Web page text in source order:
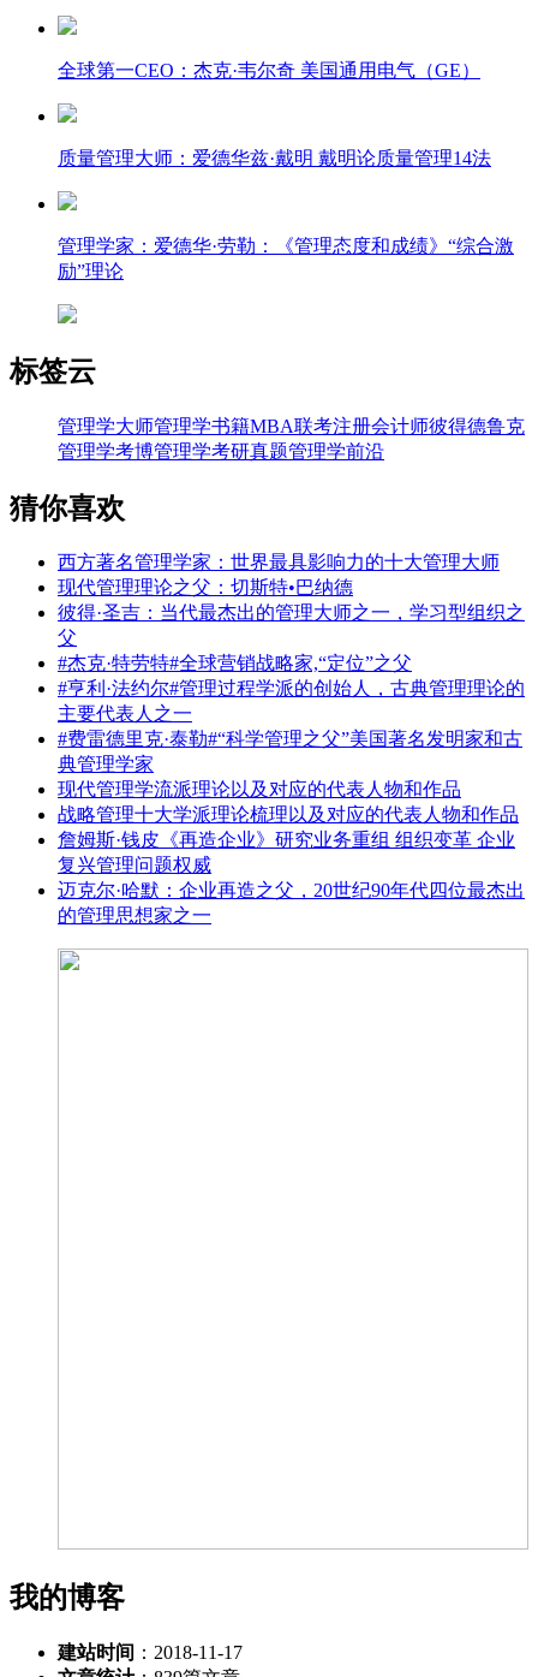
全球第一CEO：杰克·韦尔奇 美国通用电气（GE）
质量管理大师：爱德华兹·戴明 戴明论质量管理14法
管理学家：爱德华·劳勒：《管理态度和成绩》“综合激
励”理论
标签云
管理学大师管理学书籍MBA联考注册会计师彼得德鲁克
管理学考博管理学考研真题管理学前沿
猜你喜欢
西方著名管理学家：世界最具影响力的十大管理大师
现代管理理论之父：切斯特•巴纳德
彼得·圣吉：当代最杰出的管理大师之一，学习型组织之
父
#杰克·特劳特#全球营销战略家,“定位”之父
#亨利·法约尔#管理过程学派的创始人，古典管理理论的
主要代表人之一
#费雷德里克·泰勒#“科学管理之父”美国著名发明家和古
典管理学家
现代管理学流派理论以及对应的代表人物和作品
战略管理十大学派理论梳理以及对应的代表人物和作品
詹姆斯·钱皮《再造企业》研究业务重组 组织变革 企业
复兴管理问题权威
迈克尔·哈默：企业再造之父，20世纪90年代四位最杰出
的管理思想家之一
我的博客
建站时间 ：2018-11-17